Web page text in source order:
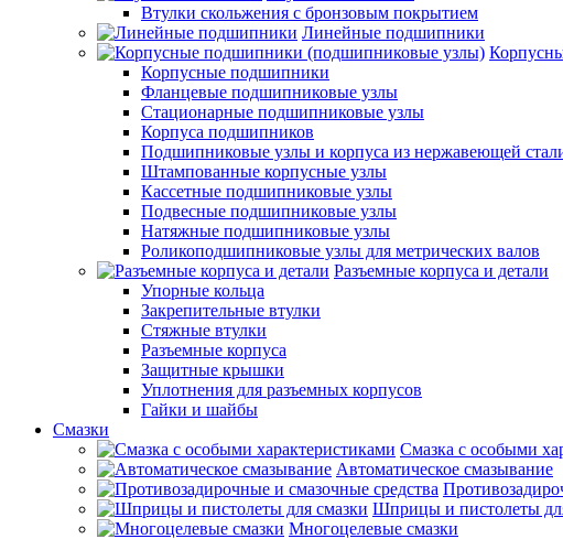
Втулки скольжения с бронзовым покрытием
Линейные подшипники
Корпусные подшипники
Фланцевые подшипниковые узлы
Стационарные подшипниковые узлы
Корпуса подшипников
Подшипниковые узлы и корпуса из нержавеющей
Штампованные корпусные узлы
Кассетные подшипниковые узлы
Подвесные подшипниковые узлы
Натяжные подшипниковые узлы
Роликоподшипниковые узлы для метрических валов
Разъемные корпуса и детали
Упорные кольца
Закрепительные втулки
Стяжные втулки
Разъемные корпуса
Защитные крышки
Уплотнения для разъемных корпусов
Гайки и шайбы
Смазки
Смазка с особыми
Автоматическое смазывание
Шприцы и пистолеты
Многоцелевые смазки